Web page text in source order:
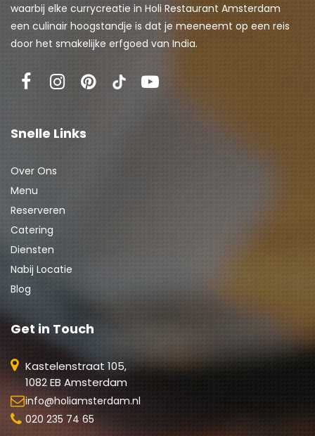
waarbij elke currycreatie in Holi Restaurant Amsterdam
een culinair hoogstandje is dat je meeneemt op een reis
door het smakelijke erfgoed van India.
Snelle Links
Over Ons
Menu
Reserveren
Catering
Diensten
Nabij Locatie
Blog
Get in Touch
Kastelenstraat 105,
1082 EB Amsterdam
info@holiamsterdam.nl
020 235 74 65